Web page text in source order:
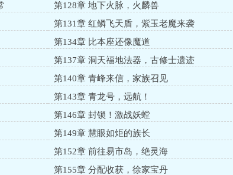
第128章 地下火脉，火麟兽
第131章 红鳞飞天盾，紫玉老魔来袭
第134章 比本座还像魔道
第137章 洞天福地法器，古修士遗迹
第140章 青峰来信，家族召见
第143章 青龙号，远航！
第146章 封锁！激战妖螳
第149章 慧眼如炬的族长
第152章 前往易市岛，绝灵海
第155章 分配收获，徐家宝丹